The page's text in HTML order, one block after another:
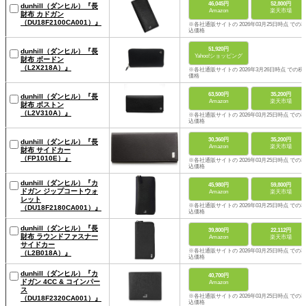
dunhill（ダンヒル）『長
財布 カドガン
（DU18F2100CA001）』
46,045円
Amazon
52,800円
楽天市場
※各社通販サイトの 2026年03月25日時点 での税
込価格
dunhill（ダンヒル）『長
財布 ボードン
（L2X218A）』
51,920円
Yahoo!ショッピング
※各社通販サイトの 2026年3月26日時点 での税
価格
dunhill（ダンヒル）『長
財布 ボストン
（L2V310A）』
63,500円
Amazon
35,200円
楽天市場
※各社通販サイトの 2026年03月25日時点 での税
込価格
dunhill（ダンヒル）『長
財布 サイドカー
（FP1010E）』
30,360円
Amazon
35,200円
楽天市場
※各社通販サイトの 2026年03月25日時点 での税
込価格
dunhill（ダンヒル）『カ
ドガン ジップコートウォ
レット
（DU18F2180CA001）』
45,980円
Amazon
59,800円
楽天市場
※各社通販サイトの 2026年03月25日時点 での税
込価格
dunhill（ダンヒル）『長
財布 ラウンドファスナー
サイドカー
（L2B018A）』
39,800円
Amazon
22,112円
楽天市場
※各社通販サイトの 2026年03月25日時点 での税
込価格
dunhill（ダンヒル）『カ
ドガン 4CC & コインパー
ス
（DU18F2320CA001）』
40,700円
Amazon
※各社通販サイトの 2026年03月25日時点 での税
込価格